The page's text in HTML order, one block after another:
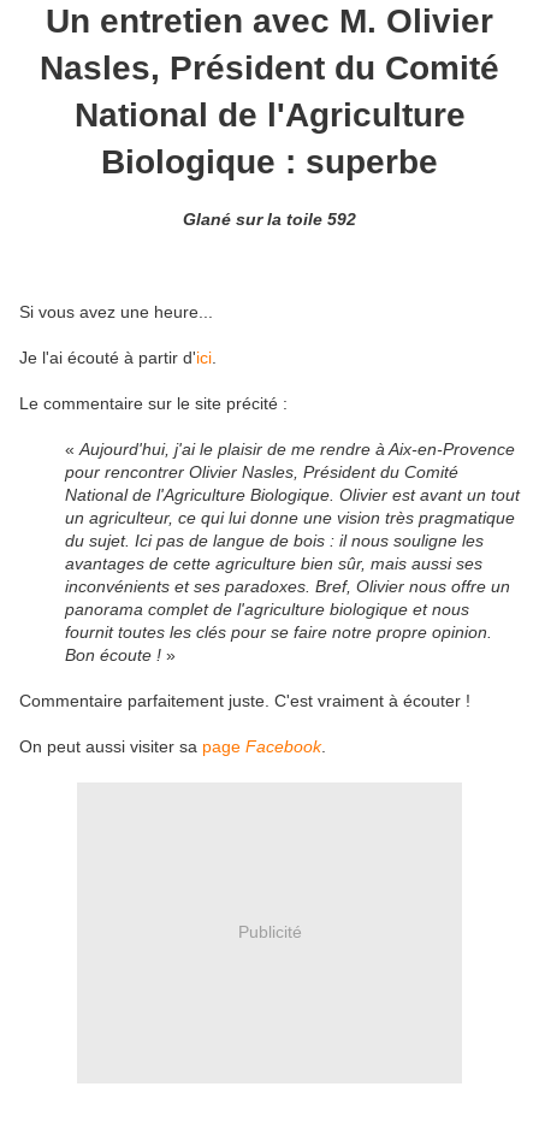
Un entretien avec M. Olivier
Nasles, Président du Comité
National de l'Agriculture
Biologique : superbe
Glané sur la toile 592
Si vous avez une heure...
Je l'ai écouté à partir d'ici
Le commentaire sur le site précité :
« Aujourd'hui, j'ai le plaisir de me rendre à Aix-en-Provence
pour rencontrer Olivier Nasles, Président du Comité
National de l'Agriculture Biologique. Olivier est avant un tout
un agriculteur, ce qui lui donne une vision très pragmatique
du sujet. Ici pas de langue de bois : il nous souligne les
avantages de cette agriculture bien sûr, mais aussi ses
inconvénients et ses paradoxes. Bref, Olivier nous offre un
panorama complet de l'agriculture biologique et nous
fournit toutes les clés pour se faire notre propre opinion.
Bon écoute ! »
Commentaire parfaitement juste. C'est vraiment à écouter !
On peut aussi visiter sa page Facebook.
Publicité